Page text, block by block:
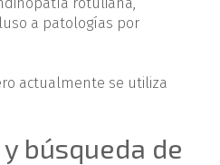
a patologías por
actualmente se utiliza
búsqueda de